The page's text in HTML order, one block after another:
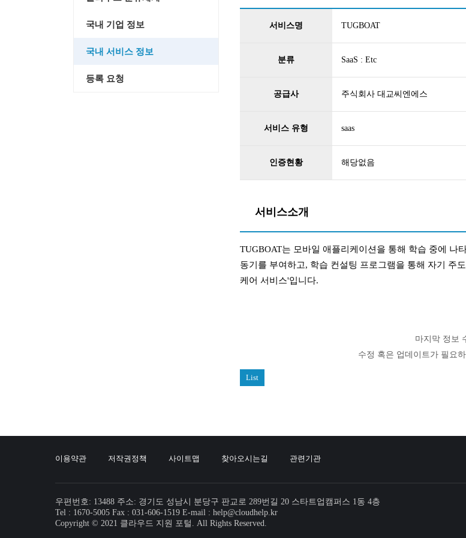
서비스명 TUGBOAT
분류 SaaS : Etc
공급사 주식회사 대교씨엔에스
서비스 유형 saas
인증현황 해당없음
서비스소개
TUGBOAT는 모바일 애플리케이션을 통해 학습 중에 나
동기를 부여하고, 학습 컨설팅 프로그램을 통해 자기 주
케어 서비스'입니다.
마지막 정보
수정 혹은 업데이트가 필요
List
국내 기업 정보
국내 서비스 정보
등록 요청
이용약관 저작권정책 사이트맵 찾아오시는길 관련기관
우편번호: 13488 주소: 경기도 성남시 분당구 판교로 289번길 20 스타트업캠퍼스 1동 4층
Tel : 1670-5005 Fax : 031-606-1519 E-mail : help@cloudhelp.kr
Copyright © 2021 클라우드 지원 포털. All Rights Reserved.